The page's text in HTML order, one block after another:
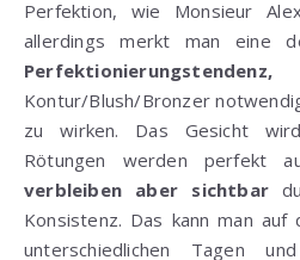
Perfektion, wie Monsieur
allerdings merkt man eine
Kontur/Blush/Bronzer
zu wirken. Das Gesicht
Rötungen werden perfekt
verbleiben aber sichtbar
Konsistenz. Das kann man
unterschiedlichen Tagen